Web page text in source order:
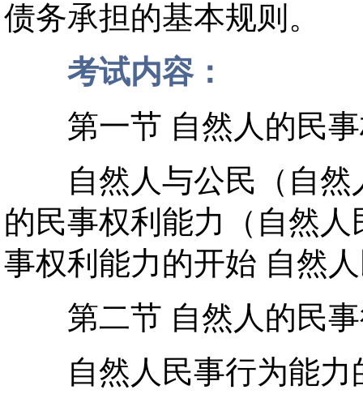
债务承担的基本规则。
考试内容：
第一节 自然人的民事
自然人与公民（自然
的民事权利能力（自然
事权利能力的开始 自然
第二节 自然人的民事
自然人民事行为能力